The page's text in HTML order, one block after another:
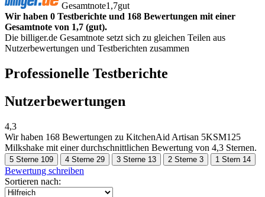
Gesamtnote1,7gut
Wir haben 0 Testberichte und 168 Bewertungen mit einer
Gesamtnote von 1,7 (gut).
Die billiger.de Gesamtnote setzt sich zu gleichen Teilen aus
Nutzerbewertungen und Testberichten zusammen
Professionelle Testberichte
Nutzerbewertungen
4,3
Wir haben 168 Bewertungen zu KitchenAid Artisan 5KSM125
Milkshake mit einer durchschnittlichen Bewertung von 4,3 Sternen.
5 Sterne 109 4 Sterne 29 3 Sterne 13 2 Sterne 3 1 Stern 14
Bewertung schreiben
Sortieren nach: